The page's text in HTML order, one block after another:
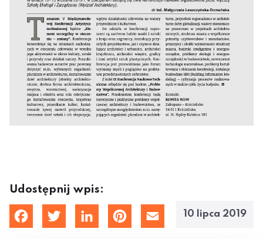
Udostępnij wpis:
TwitterLinkedInPinterestEmail
10 lipca 2019